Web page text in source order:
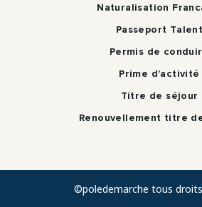
Naturalisation
Passeport Talent
Permis de
Prime d’activité
Titre de séjour
Renouvellement titre
©poledemarche tous